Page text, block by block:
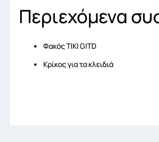
Περιεχόμενα
Φακός TIKI GITD
Κρίκος για τα κλειδιά